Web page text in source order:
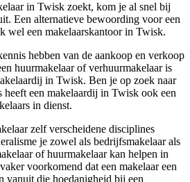
in Twisk zoekt, kom je al snel bij
Een alternatieve bewoording voor een
wel een makelaarskantoor in Twisk.
hebben van de aankoop en verkoop
huurmakelaar of verhuurmakelaar is
in Twisk. Ben je op zoek naar
een makelaardij in Twisk ook een
in dienst.
zelf verscheidene disciplines
je zowel als bedrijfsmakelaar als
of huurmakelaar kan helpen in
voorkomend dat een makelaar een
vanuit die hoedanigheid bij een